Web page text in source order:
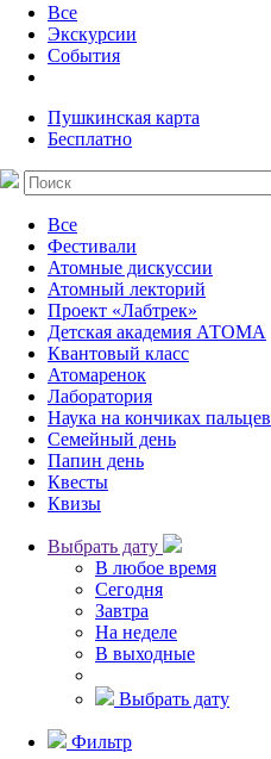
Все
Экскурсии
События
Пушкинская карта
Бесплатно
Все
Фестивали
Атомные дискуссии
Атомный лекторий
Проект «Лабтрек»
Детская академия АТОМА
Квантовый класс
Атомаренок
Лаборатория
Наука на кончиках пальцев
Семейный день
Папин день
Квесты
Квизы
Выбрать дату
В любое время
Сегодня
Завтра
На неделе
В выходные
Выбрать дату
Фильтр